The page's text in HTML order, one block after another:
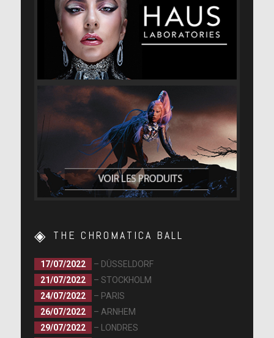
THE CHROMATICA BALL
17/07/2022
– DÜSSELDORF
21/07/2022
– STOCKHOLM
24/07/2022
– PARIS
26/07/2022
– ARNHEM
29/07/2022
– LONDRES